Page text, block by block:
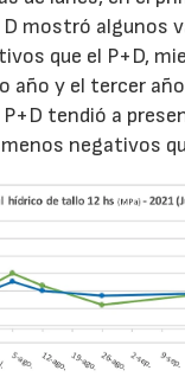
mostró algunos
que el P+D,
año y el tercer
tendió a
negativos